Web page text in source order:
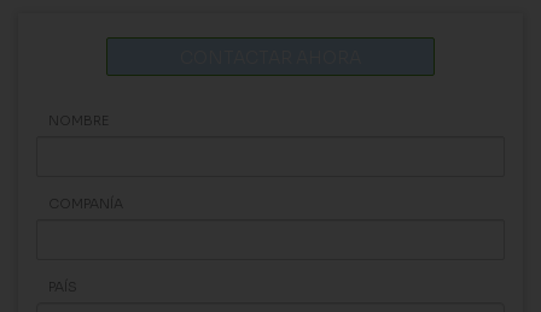
NOMBRE
COMPANÍA
PAÍS